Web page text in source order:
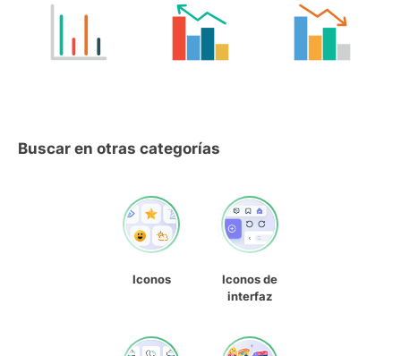
Buscar en otras categorías
Iconos
Iconos de
interfaz